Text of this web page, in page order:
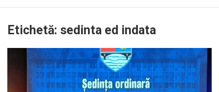
Etichetă: sedinta ed indata